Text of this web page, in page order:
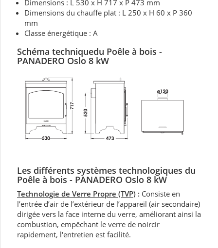
Dimensions : L 530 x H 717 x P 473 mm
Dimensions du chauffe plat : L 250 x H 60 x P 360
mm
Classe énergétique : A
Schéma techniquedu Poêle à bois -
PANADERO Oslo 8 kW
Les différents systèmes technologiques du
Poêle à bois - PANADERO Oslo 8 kW
Technologie de Verre Propre (TVP) : Consiste en
l’entrée d’air de l’extérieur de l’appareil (air secondaire)
dirigée vers la face interne du verre, améliorant ainsi la
combustion, empêchant le verre de noircir
rapidement, l'entretien est facilité.